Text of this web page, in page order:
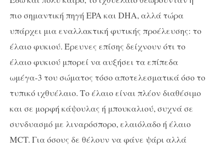
πιο σημαντική πηγή EPA και DHA, αλλά τώρα
υπάρχει μια εναλλακτική φυτικής προέλευσης: το
έλαιο φυκιού. Έρευνες επίσης δείχνουν ότι το
έλαιο φυκιού μπορεί να αυξήσει τα επίπεδα
ωμέγα-3 του σώματος τόσο αποτελεσματικά όσο το
τυπικό ιχθυέλαιο. Το έλαιο είναι πλέον διαθέσιμο
και σε μορφή κάψουλας ή μπουκαλιού, συχνά σε
συνδυασμό με λιναρόσπορο, ελαιόλαδο ή έλαιο
MCT. Για όσους δε θέλουν να φάνε ψάρι αλλά